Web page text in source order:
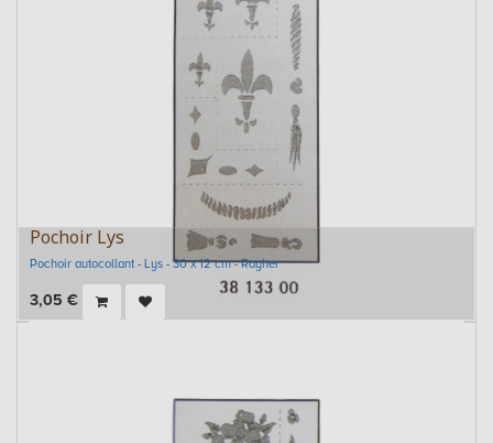
Pochoir Lys
Pochoir autocollant - Lys - 30 x 12 cm - Rayher
3,05 €